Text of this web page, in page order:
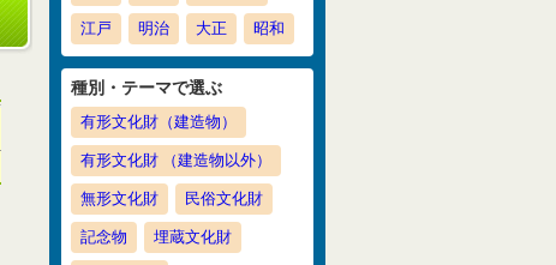
江戸 明治 大正 昭和
種別・テーマで選ぶ
有形文化財（建造物）
有形文化財 （建造物以外）
無形文化財 民俗文化財
記念物 埋蔵文化財